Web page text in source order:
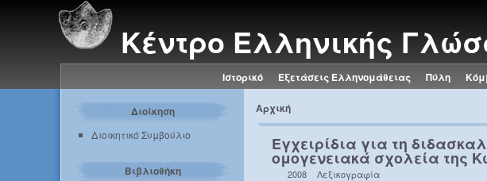
Κέντρο Ελληνικής
Ιστορικό Εξετάσεις Ελληνομάθειας Πύλη
Διοίκηση
Διοικητικό Συμβούλιο
Βιβλιοθήκη
Αρχική
Εγχειρίδια για τη
ομογενειακά σχολεία της
2008 Λεξικογραφία